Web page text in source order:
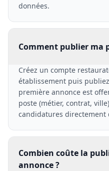
données.
Comment publier ma
Créez un compte
établissement puis
première annonce est
poste (métier, contrat,
candidatures directement
Combien coûte la
annonce ?